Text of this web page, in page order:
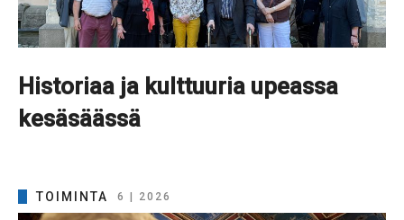
Historiaa ja kulttuuria upeassa
kesäsäässä
TOIMINTA 6 | 2026